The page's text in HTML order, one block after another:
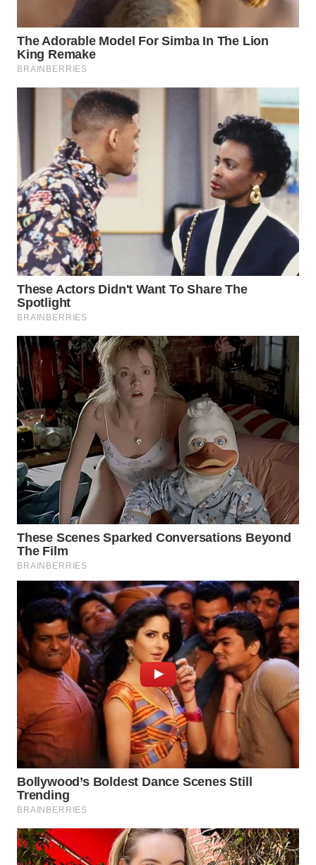
KEPULAUAN
SERIBU
TANGERANG
BINJAI
WN
CIREBON
WN
INDRAMAYU
WN
KUNINGAN
WN
MAJALENGKA
WN
SUBANG
WN
SUKABUMI
WN
PURWAKARTA
WN
PRIANGAN
TIMUR
WN
SEMARANG
SOLO
WN
BOROBUDUR
WN
MADURA
WN
SURABAYA